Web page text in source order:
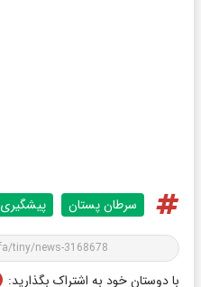
سرطان پستان پیشگیری
با دوستان خود به اشتراک بگذارید: